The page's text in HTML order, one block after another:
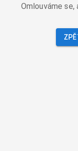
Omlouváme se,